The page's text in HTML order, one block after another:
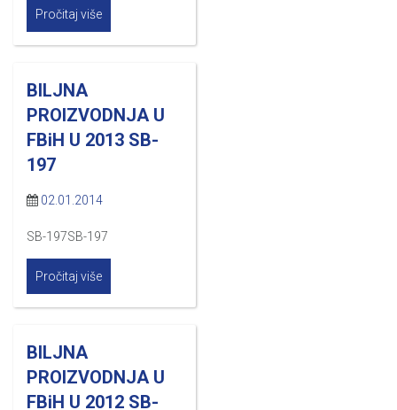
Pročitaj više
BILJNA
PROIZVODNJA U
FBiH U 2013 SB-
197
02.01.2014
SB-197SB-197
Pročitaj više
BILJNA
PROIZVODNJA U
FBiH U 2012 SB-